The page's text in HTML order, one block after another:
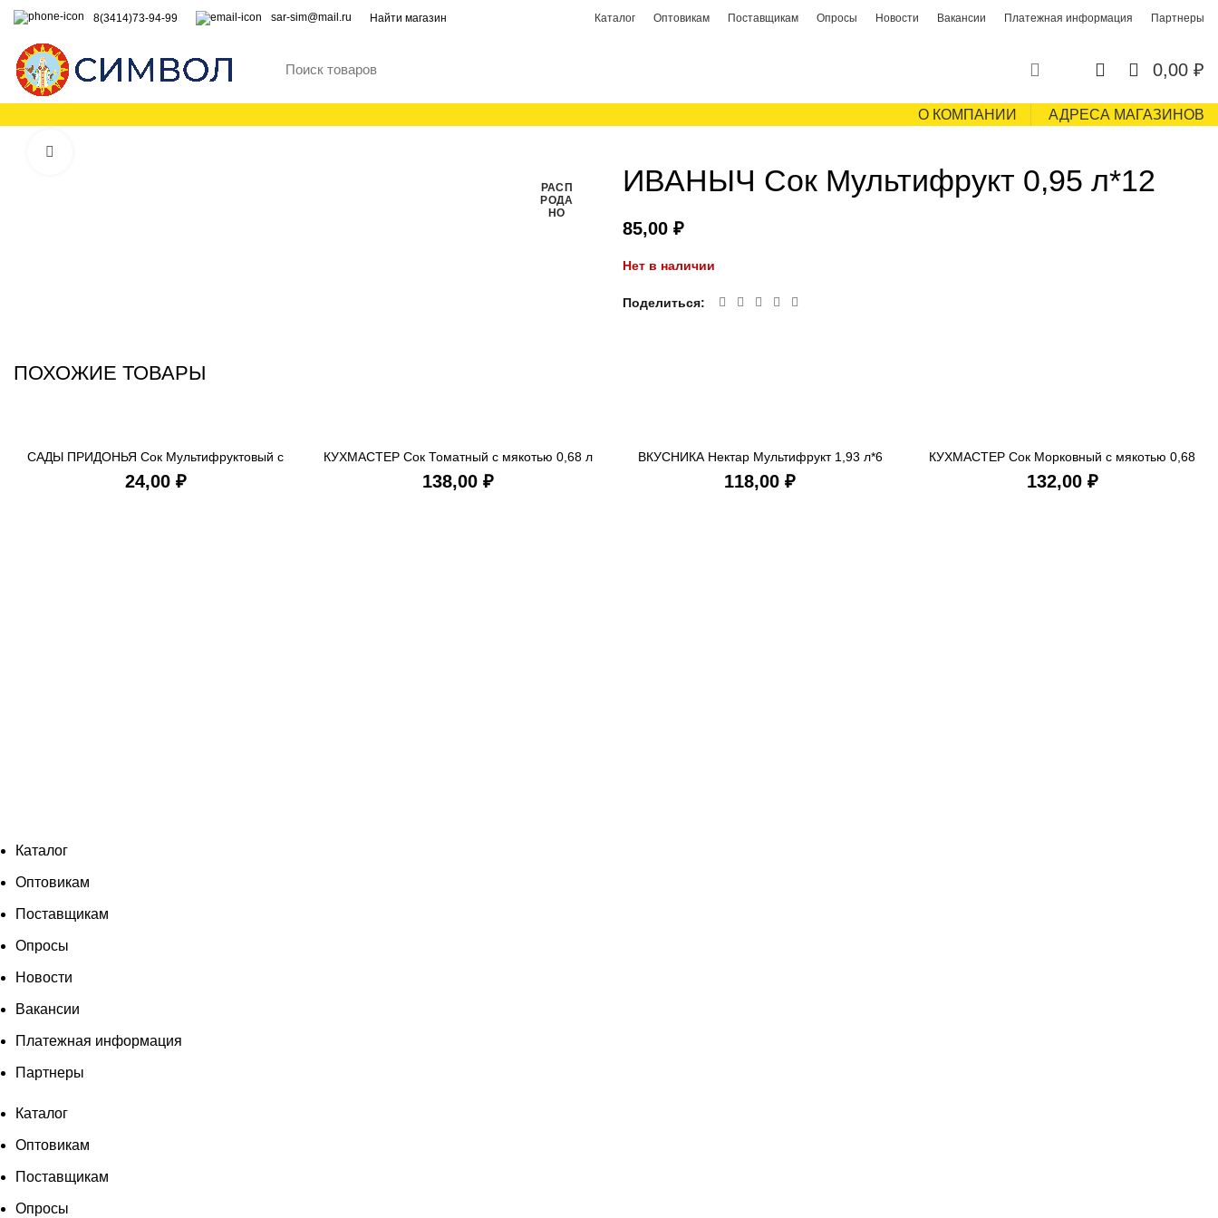
8(3414)73-94-99 sar-sim@mail.ru Найти магазин Каталог Оптовикам Поставщикам Опросы Новости Вакансии Платежная информация Партнеры
0,00 ₽
О КОМПАНИИ АДРЕСА МАГАЗИНОВ
РАСП
РОДА
НО
ИВАНЫЧ Сок Мультифрукт 0,95 л*12
₽
Нет в наличии
Поделиться
ПОХОЖИЕ ТОВАРЫ
В КОРЗИНУ
САДЫ ПРИДОНЬЯ Сок Мультифруктовый с
мякотью 0,2 л*27
₽
В КОРЗИНУ
КУХМАСТЕР Сок Томатный с мякотью 0,68 л
ст/б
₽
В КОРЗИНУ
ВКУСНИКА Нектар Мультифрукт 1,93 л*6
₽
В КОРЗИНУ
КУХМАСТЕР Сок Морковный с мякотью 0,68
л*8 ст/б ₽
Каталог
Оптовикам
Поставщикам
Опросы
Новости
Вакансии
Платежная информация
Партнеры
Каталог
Оптовикам
Поставщикам
Опросы